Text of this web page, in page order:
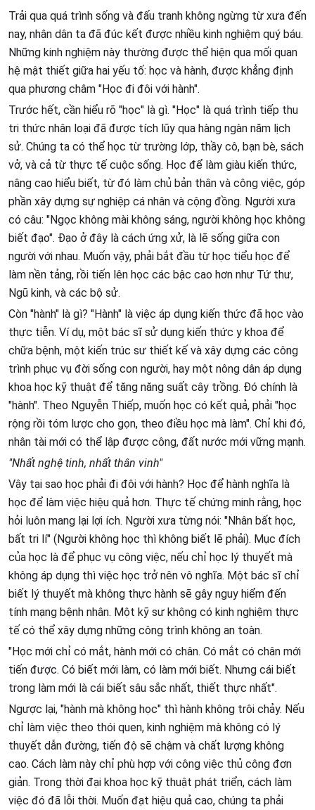
Trải qua quá trình sống và đấu tranh không ngừng từ xưa đến
nay, nhân dân ta đã đúc kết được nhiều kinh nghiệm quý báu.
Những kinh nghiệm này thường được thể hiện qua mối quan
hệ mật thiết giữa hai yếu tố: học và hành, được khẳng định
qua phương châm "Học đi đôi với hành".
Trước hết, cần hiểu rõ "học" là gì. "Học" là quá trình tiếp thu
tri thức nhân loại đã được tích lũy qua hàng ngàn năm lịch
sử. Chúng ta có thể học từ trường lớp, thầy cô, bạn bè, sách
vở, và cả từ thực tế cuộc sống. Học để làm giàu kiến thức,
nâng cao hiểu biết, từ đó làm chủ bản thân và công việc, góp
phần xây dựng sự nghiệp cá nhân và cộng đồng. Người xưa
có câu: "Ngọc không mài không sáng, người không học không
biết đạo". Đạo ở đây là cách ứng xử, là lẽ sống giữa con
người với nhau. Muốn vậy, phải bắt đầu từ học tiểu học để
làm nền tảng, rồi tiến lên học các bậc cao hơn như Tứ thư,
Ngũ kinh, và các bộ sử.
Còn "hành" là gì? "Hành" là việc áp dụng kiến thức đã học vào
thực tiễn. Ví dụ, một bác sĩ sử dụng kiến thức y khoa để
chữa bệnh, một kiến trúc sư thiết kế và xây dựng các công
trình phục vụ đời sống con người, hay một nông dân áp dụng
khoa học kỹ thuật để tăng năng suất cây trồng. Đó chính là
"hành". Theo Nguyễn Thiếp, muốn học có kết quả, phải "học
rộng rồi tóm lược cho gọn, theo điều học mà làm". Chỉ khi đó,
nhân tài mới có thể lập được công, đất nước mới vững mạnh.
"Nhất nghệ tinh, nhất thân vinh"
Vậy tại sao học phải đi đôi với hành? Học để hành nghĩa là
học để làm việc hiệu quả hơn. Thực tế chứng minh rằng, học
hỏi luôn mang lại lợi ích. Người xưa từng nói: "Nhân bất học,
bất tri lí" (Người không học thì không biết lẽ phải). Mục đích
của học là để phục vụ công việc, nếu chỉ học lý thuyết mà
không áp dụng thì việc học trở nên vô nghĩa. Một bác sĩ chỉ
biết lý thuyết mà không thực hành sẽ gây nguy hiểm đến
tính mạng bệnh nhân. Một kỹ sư không có kinh nghiệm thực
tế có thể xây dựng những công trình không an toàn.
"Học mới chỉ có mắt, hành mới có chân. Có mắt có chân mới
tiến được. Có biết mới làm, có làm mới biết. Nhưng cái biết
trong làm mới là cái biết sâu sắc nhất, thiết thực nhất".
Ngược lại, "hành mà không học" thì hành không trôi chảy. Nếu
chỉ làm việc theo thói quen, kinh nghiệm mà không có lý
thuyết dẫn đường, tiến độ sẽ chậm và chất lượng không
cao. Cách làm này chỉ phù hợp với công việc thủ công đơn
giản. Trong thời đại khoa học kỹ thuật phát triển, cách làm
việc đó đã lỗi thời. Muốn đạt hiệu quả cao, chúng ta phải